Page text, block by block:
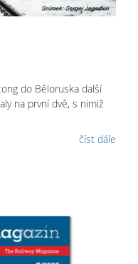
do Běloruska další
na první dvě, s nimiž
číst dále